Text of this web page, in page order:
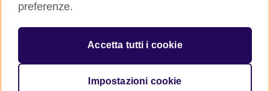
British Council global
Cookies
© 2026 British Council
preferenze.
Accetta tutti i cookie
Impostazioni cookie